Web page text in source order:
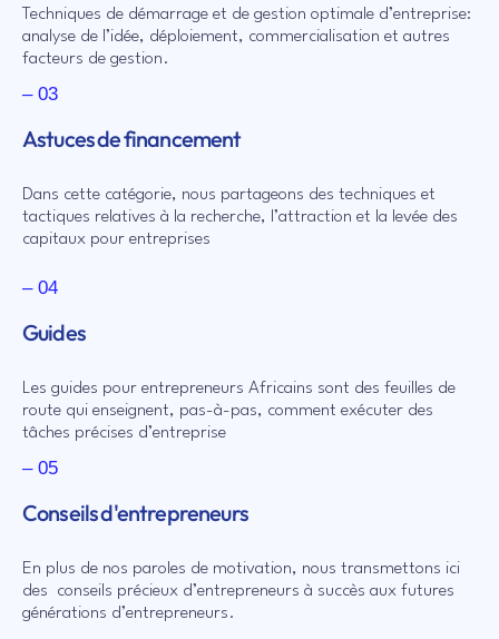
Techniques de démarrage et de gestion optimale d’entreprise:
analyse de l’idée, déploiement, commercialisation et autres
facteurs de gestion.
– 03
Astuces de financement
Dans cette catégorie, nous partageons des techniques et
tactiques relatives à la recherche, l’attraction et la levée des
capitaux pour entreprises
– 04
Guides
Les guides pour entrepreneurs Africains sont des feuilles de
route qui enseignent, pas-à-pas, comment exécuter des
tâches précises d’entreprise
– 05
Conseils d'entrepreneurs
En plus de nos paroles de motivation, nous transmettons ici
des conseils précieux d’entrepreneurs à succès aux futures
générations d’entrepreneurs.